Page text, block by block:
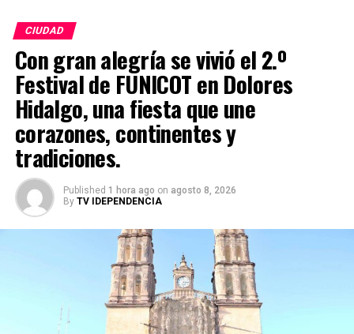
CIUDAD
Con gran alegría se vivió el 2.º
Festival de FUNICOT en Dolores
Hidalgo, una fiesta que une
corazones, continentes y
tradiciones.
Published 1 hora ago on agosto 8, 2026
By TV IDEPENDENCIA